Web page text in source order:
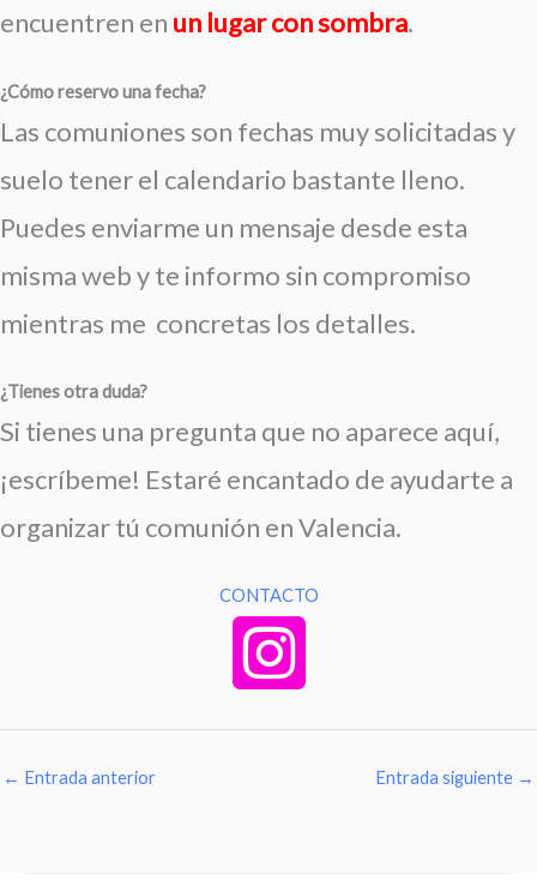
encuentren en un lugar con sombra.
¿Cómo reservo una fecha?
Las comuniones son fechas muy solicitadas y
suelo tener el calendario bastante lleno.
Puedes enviarme un mensaje desde esta
misma web y te informo sin compromiso
mientras me concretas los detalles.
¿Tienes otra duda?
Si tienes una pregunta que no aparece aquí,
¡escríbeme! Estaré encantado de ayudarte a
organizar tú comunión en Valencia.
CONTACTO
← Entrada anterior Entrada siguiente →